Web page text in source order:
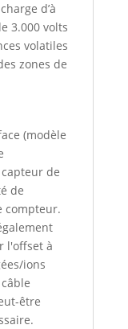
d’à
3.000 volts
volatiles
zones de
(modèle
de
de
compteur.
l'offset à
ions
être